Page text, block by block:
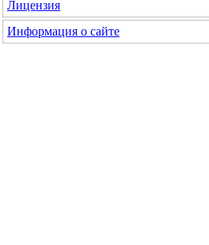
Лицензия
Информация о сайте